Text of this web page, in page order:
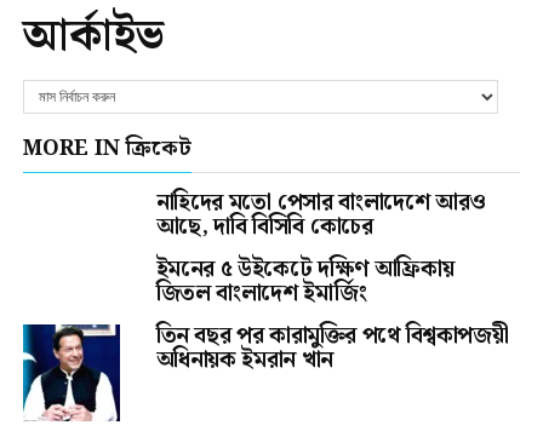
আর্কাইভ
MORE IN ক্রিকেট
নাহিদের মতো পেসার বাংলাদেশে আরও
আছে, দাবি বিসিবি কোচের
ইমনের ৫ উইকেটে দক্ষিণ আফ্রিকায়
জিতল বাংলাদেশ ইমার্জিং
তিন বছর পর কারামুক্তির পথে বিশ্বকাপজয়ী
অধিনায়ক ইমরান খান